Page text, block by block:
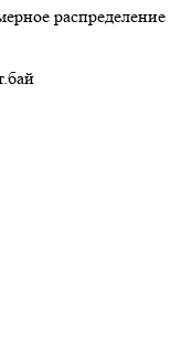
распределение
.бай